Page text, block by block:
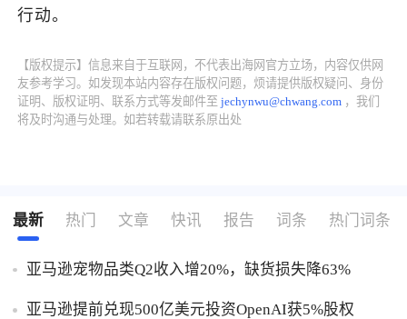
行动。
【版权提示】信息来自于互联网，不代表出海网官方立场，内容仅供网
友参考学习。如发现本站内容存在版权问题，烦请提供版权疑问、身份
证明、版权证明、联系方式等发邮件至jechynwu@chwang.com ，我们
将及时沟通与处理。如若转载请联系原出处
最新 热门 文章 快讯 报告 词条 热门词条
亚马逊宠物品类Q2收入增20%，缺货损失降63%
亚马逊提前兑现500亿美元投资OpenAI获5%股权